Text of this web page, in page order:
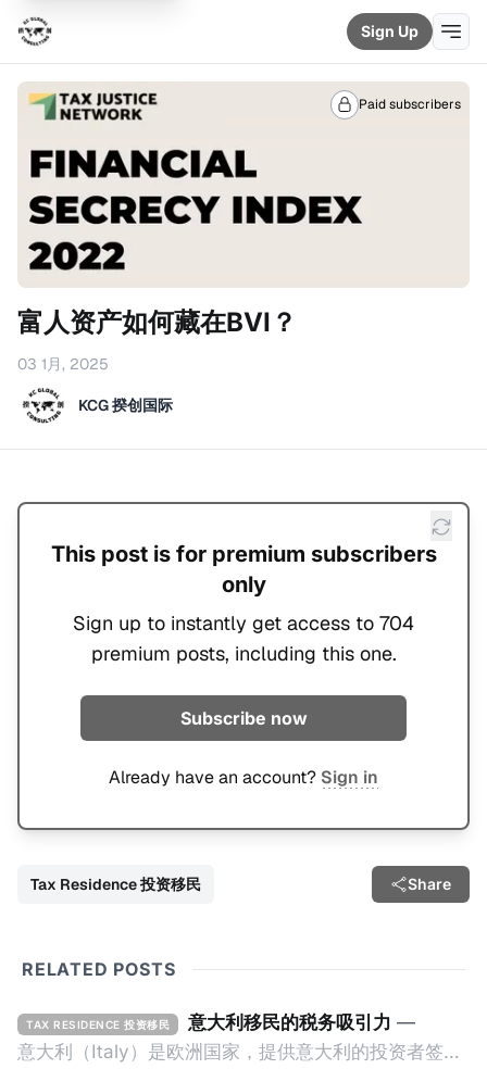
Sign Up
Paid subscribers
富人资产如何藏在BVI？
03 1月, 2025
KCG 揆创国际
This post is for premium subscribers
only
Sign up to instantly get access to 704
premium posts, including this one.
Subscribe now
Already have an account? Sign in
Tax Residence 投资移民 Share
RELATED POSTS
TAX RESIDENCE 投资移民 意大利移民的税务吸引力 —
意大利（Italy）是欧洲国家，提供意大利的投资者签证